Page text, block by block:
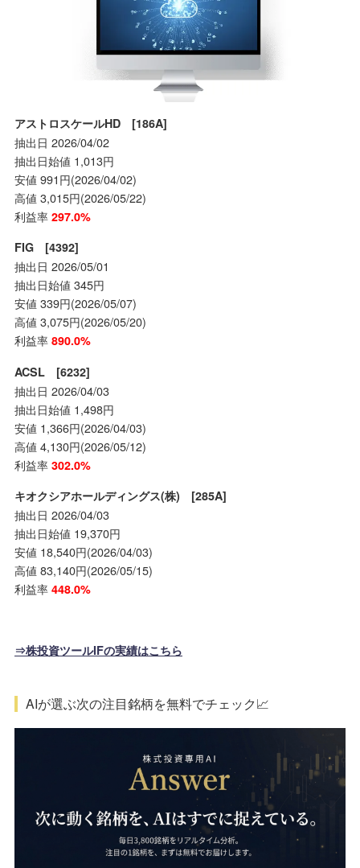
アストロスケールHD [186A]
抽出日 2026/04/02
抽出日始値 1,013円
安値 991円(2026/04/02)
高値 3,015円(2026/05/22)
利益率 297.0%
FIG [4392]
抽出日 2026/05/01
抽出日始値 345円
安値 339円(2026/05/07)
高値 3,075円(2026/05/20)
利益率 890.0%
ACSL [6232]
抽出日 2026/04/03
抽出日始値 1,498円
安値 1,366円(2026/04/03)
高値 4,130円(2026/05/12)
利益率 302.0%
キオクシアホールディングス(株) [285A]
抽出日 2026/04/03
抽出日始値 19,370円
安値 18,540円(2026/04/03)
高値 83,140円(2026/05/15)
利益率 448.0%
⇒株投資ツールIFの実績はこちら
AIが選ぶ次の注目銘柄を無料でチェック📈